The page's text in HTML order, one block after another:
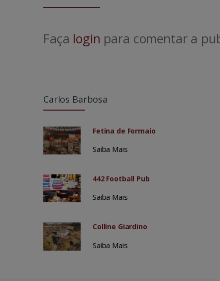
Faça login para comentar a
Carlos Barbosa
Fetina de Formaio
Saiba Mais
442 Football Pub
Saiba Mais
Colline Giardino
Saiba Mais